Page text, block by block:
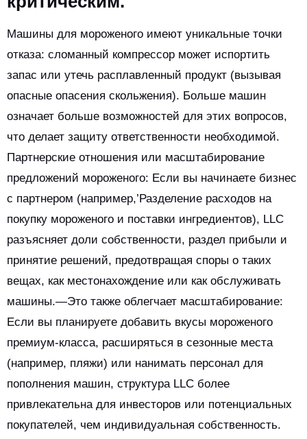
Машины для мороженого имеют уникальные точки
отказа: сломанный компрессор может испортить
запас или утечь расплавленный продукт (вызывая
опасные опасения скольжения). Больше машин
означает больше возможностей для этих вопросов,
что делает защиту ответственности необходимой.
Партнерские отношения или масштабирование
предложений мороженого: Если вы начинаете бизнес
с партнером (например,’Разделение расходов на
покупку мороженого и поставки ингредиентов), LLC
разъясняет доли собственности, раздел прибыли и
принятие решений, предотвращая споры о таких
вещах, как местонахождение или как обслуживать
машины.—Это также облегчает масштабирование:
Если вы планируете добавить вкусы мороженого
премиум-класса, расширяться в сезонные места
(например, пляжи) или нанимать персонал для
пополнения машин, структура LLC более
привлекательна для инвесторов или потенциальных
покупателей, чем индивидуальная собственность.